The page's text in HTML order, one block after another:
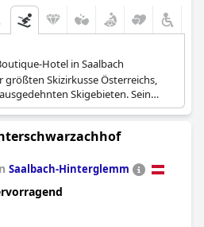
Hotel in Saalbach
größten Skizirkusse Österreichs,
Skigebieten. Sein
ist perfekt für einen gehobenen
Saalbach-Hinterglemm